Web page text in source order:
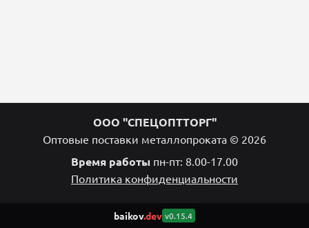
ООО "СПЕЦОПТТОРГ"
Оптовые поставки металлопроката © 2026
Время работы пн-пт: 8.00-17.00
Политика конфиденциальности
baikov.dev v0.15.4